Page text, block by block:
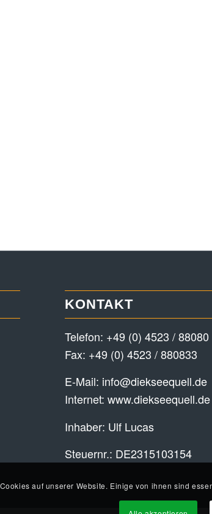
KONTAKT
Telefon: +49 (0) 4523 / 88080
Fax: +49 (0) 4523 / 880833
E-Mail: info@diekseequell.de
Internet: www.diekseequell.de
Inhaber: Ulf Lucas
Steuernr.: DE2315103154
auf unserer Website. Einige von ihnen sind